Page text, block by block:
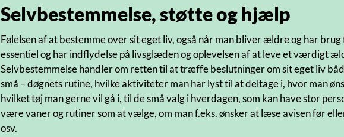
Selvbestemmelse, støtte og hjælp
Følelsen af at bestemme over sit eget liv, også når man bliver ældre og har
essentiel og har indflydelse på livsglæden og oplevelsen af at leve et værdigt
Selvbestemmelse handler om retten til at træffe beslutninger om sit eget liv
små – døgnets rutine, hvilke aktiviteter man har lyst til at deltage i, hvor man
hvilket tøj man gerne vil gå i, til de små valg i hverdagen, som kan have stor
være vaner og rutiner som at vælge, om man f.eks. ønsker at læse avisen før
osv.